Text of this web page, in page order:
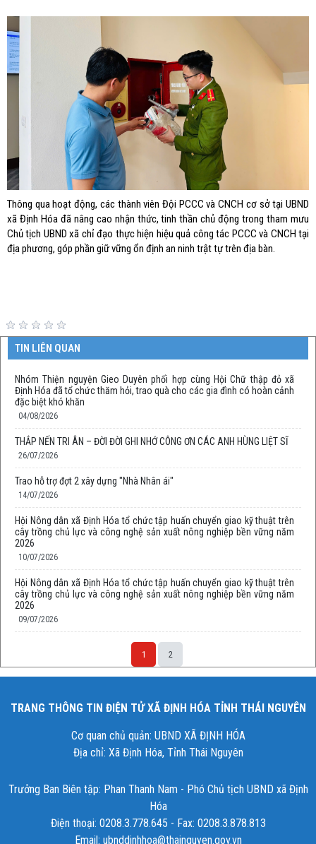
Thông qua hoạt động, các thành viên Đội PCCC và CNCH cơ sở tại UBND
xã Định Hóa đã nâng cao nhận thức, tinh thần chủ động trong tham mưu
Chủ tịch UBND xã chỉ đạo thực hiện hiệu quả công tác PCCC và CNCH tại
địa phương, góp phần giữ vững ổn định an ninh trật tự trên địa bàn.
TIN LIÊN QUAN
Nhóm Thiện nguyện Gieo Duyên phối hợp cùng Hội Chữ thập đỏ xã
Định Hóa đã tổ chức thăm hỏi, trao quà cho các gia đình có hoàn cảnh
đặc biệt khó khăn
04/08/2026
THẮP NẾN TRI ÂN – ĐỜI ĐỜI GHI NHỚ CÔNG ƠN CÁC ANH HÙNG LIỆT SĨ
26/07/2026
Trao hỗ trợ đợt 2 xây dựng "Nhà Nhân ái"
14/07/2026
Hội Nông dân xã Định Hóa tổ chức tập huấn chuyển giao kỹ thuật trên
cây trồng chủ lực và công nghệ sản xuất nông nghiệp bền vững năm
2026
10/07/2026
Hội Nông dân xã Định Hóa tổ chức tập huấn chuyển giao kỹ thuật trên
cây trồng chủ lực và công nghệ sản xuất nông nghiệp bền vững năm
2026
09/07/2026
1 2
TRANG THÔNG TIN ĐIỆN TỬ XÃ ĐỊNH HÓA TỈNH THÁI NGUYÊN
Cơ quan chủ quản: UBND XÃ ĐỊNH HÓA
Địa chỉ: Xã Định Hóa, Tỉnh Thái Nguyên
Trưởng Ban Biên tập: Phan Thanh Nam - Phó Chủ tịch UBND xã Định
Hóa
Điện thoại: 0208.3.778.645 - Fax: 0208.3.878.813
Email: ubnddinhhoa@thainguyen.gov.vn